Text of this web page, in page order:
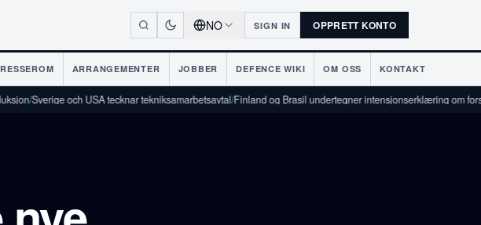
NO SIGN IN OPPRETT KONTO
ARRANGEMENTER JOBBER DEFENCE WIKI OM OSS KONTAKT
och USA tecknar tekniksamarbetsavtal/Finland og Brasil undertegner intensjonserklæring om